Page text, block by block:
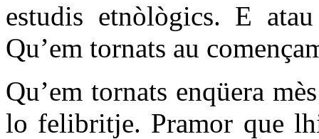
estudis etnòlògics. E
Qu’em tornats au
Qu’em tornats enqüera
lo felibritje. Pramor que